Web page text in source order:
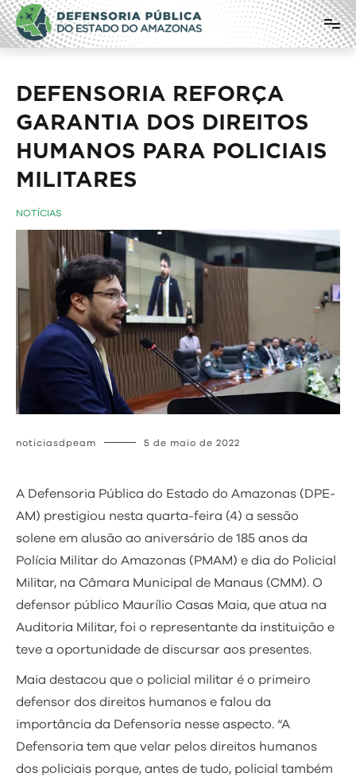
Pular
para
o
conteúdo
Defensoria Pública do Estado do
Amazonas
DEFENSORIA REFORÇA
GARANTIA DOS DIREITOS
HUMANOS PARA POLICIAIS
MILITARES
NOTÍCIAS
noticiasdpeam 5 de maio de 2022
A Defensoria Pública do Estado do Amazonas (DPE-
AM) prestigiou nesta quarta-feira (4) a sessão
solene em alusão ao aniversário de 185 anos da
Polícia Militar do Amazonas (PMAM) e dia do Policial
Militar, na Câmara Municipal de Manaus (CMM). O
defensor público Maurílio Casas Maia, que atua na
Auditoria Militar, foi o representante da instituição e
teve a oportunidade de discursar aos presentes.
Maia destacou que o policial militar é o primeiro
defensor dos direitos humanos e falou da
importância da Defensoria nesse aspecto. “A
Defensoria tem que velar pelos direitos humanos
dos policiais porque, antes de tudo, policial também